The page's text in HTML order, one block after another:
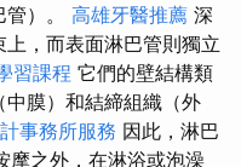
）。 高雄牙醫推薦 深
，而表面淋巴管則獨立
習課程 它們的壁結構類
膜）和結締組織（外
事務所服務 因此，淋巴
摩之外，在淋浴或泡澡